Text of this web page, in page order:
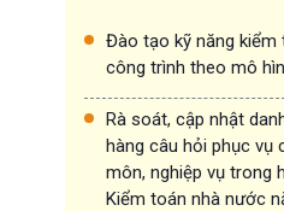
Đào tạo kỹ năng kiểm
công trình theo mô
Rà soát, cập nhật
hàng câu hỏi phục vụ
môn, nghiệp vụ trong
Kiểm toán nhà nước